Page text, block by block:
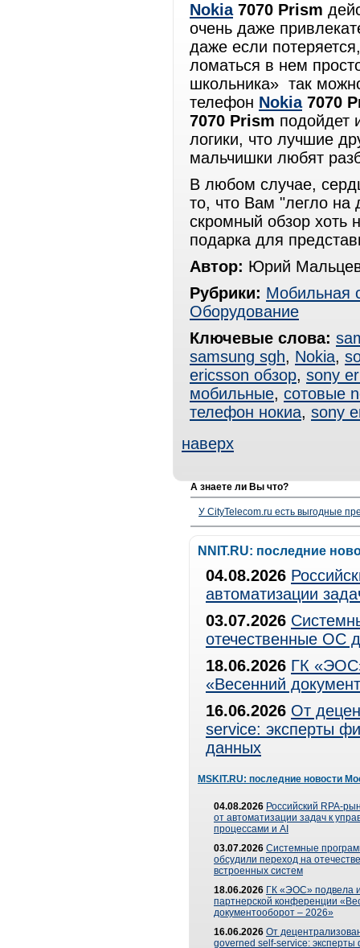
Nokia7070 Prism
очень даже
даже если
ломаться в нем
школьника» так
телефон Nokia7070
7070 Prism подойдет
логики, что лучшие
мальчишки любят
В любом случае,
то, что Вам "легло
скромный обзор хоть
подарка для
Автор: Юрий
Рубрики: Мобильная
Оборудование
Ключевые слова:
samsung sgh, Nokia,
ericsson обзор, sony
мобильные, сотовые
телефон нокиа, sony
наверх
А знаете ли Вы что?
У CityTelecom.ru есть выгодные
NNIT.RU: последние
04.08.2026
автоматизации
03.07.2026
отечественные ОС
18.06.2026 ГК
«Весенний
16.06.2026 От
service: эксперты
данных
MSKIT.RU: последние новости
04.08.2026 Российский RPA-
от автоматизации задач к
процессами и AI
03.07.2026 Системные
обсудили переход на
встроенных систем
18.06.2026 ГК «ЭОС» подвела
партнерской конференции
документооборот – 2026»
16.06.2026 От
governed self-service: эксперты